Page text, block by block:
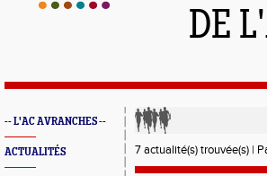
DE
-- L'AC AVRANCHES --
ACTUALITÉS 7 actualité(s) trouvée(s) |